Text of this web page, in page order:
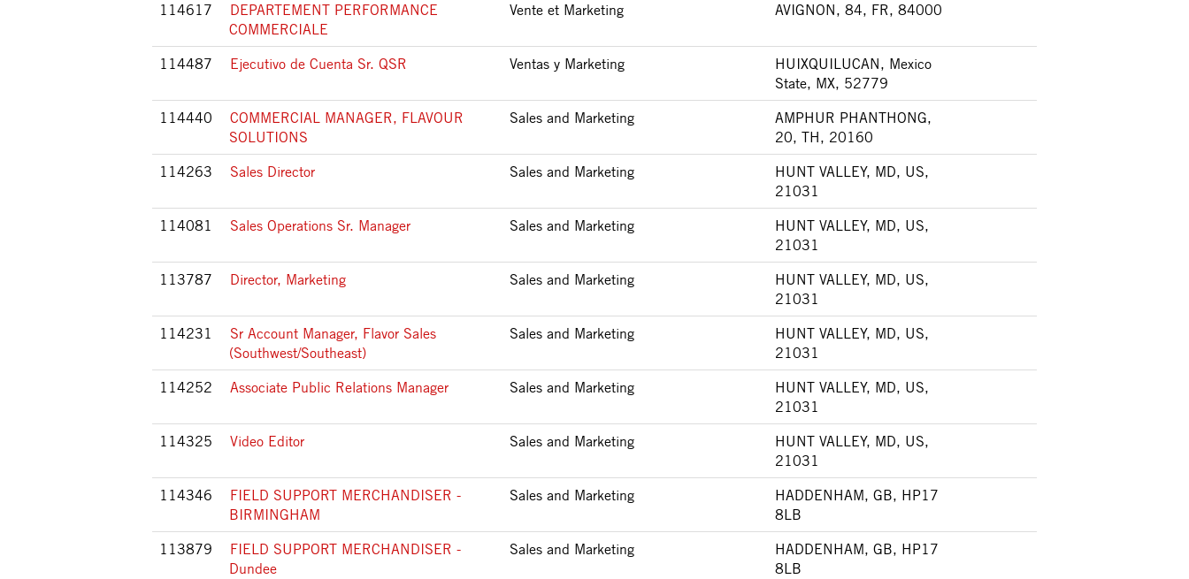
114617
DEPARTEMENT PERFORMANCE
COMMERCIALE
Vente et Marketing AVIGNON, 84, FR, 84000
114487 Ejecutivo de Cuenta Sr. QSR Ventas y Marketing
HUIXQUILUCAN, Mexico
State, MX, 52779
114440
COMMERCIAL MANAGER, FLAVOUR
SOLUTIONS
Sales and Marketing
AMPHUR PHANTHONG,
20, TH, 20160
114263
Sales Director Sales and Marketing
HUNT VALLEY, MD, US,
21031
114081
Sales Operations Sr. Manager Sales and Marketing
HUNT VALLEY, MD, US,
21031
113787
Director, Marketing Sales and Marketing
HUNT VALLEY, MD, US,
21031
114231
Sr Account Manager, Flavor Sales
(Southwest/Southeast)
Sales and Marketing
HUNT VALLEY, MD, US,
21031
114252
Associate Public Relations Manager Sales and Marketing
HUNT VALLEY, MD, US,
21031
114325
Video Editor Sales and Marketing
HUNT VALLEY, MD, US,
21031
114346
FIELD SUPPORT MERCHANDISER -
BIRMINGHAM
Sales and Marketing
HADDENHAM, GB, HP17
8LB
113879
FIELD SUPPORT MERCHANDISER -
Dundee
Sales and Marketing
HADDENHAM, GB, HP17
8LB